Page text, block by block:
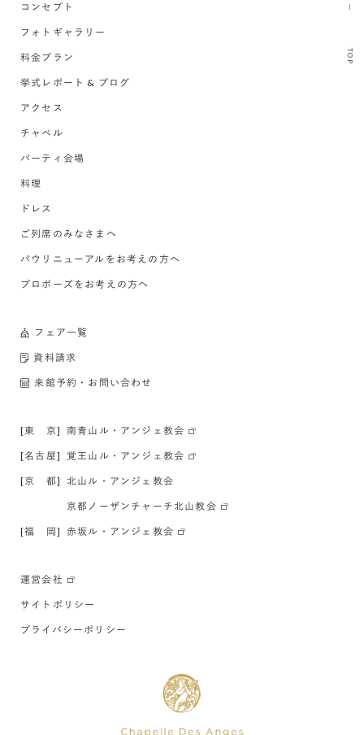
TOP
コンセプト
フォトギャラリー
料金プラン
挙式レポート & ブログ
アクセス
チャペル
パーティ会場
料理
ドレス
ご列席のみなさまへ
バウリニューアルをお考えの方へ
プロポーズをお考えの方へ
フェア一覧
資料請求
来館予約・お問い合わせ
[東 京] 南青山ル・アンジェ教会
[名古屋] 覚王山ル・アンジェ教会
[京 都] 北山ル・アンジェ教会
京都ノーザンチャーチ北山教会
[福 岡] 赤坂ル・アンジェ教会
運営会社
サイトポリシー
プライバシーポリシー